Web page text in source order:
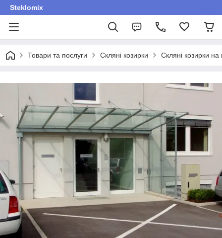
Steklomix
Товари та послуги Скляні козирки Скляні козирки на